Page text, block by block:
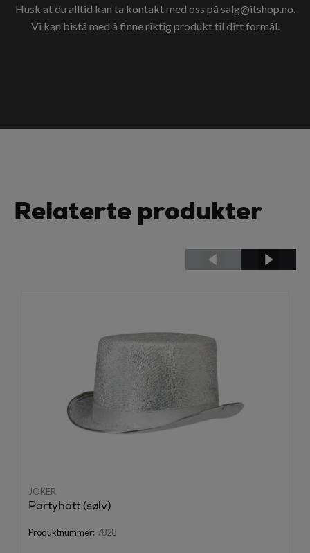
Husk at du alltid kan ta kontakt med oss på salg@itshop.no.
Vi kan bistå med å finne riktig produkt til ditt formål.
Relaterte produkter
JOKER
Partyhatt (sølv)
Produktnummer: 7828